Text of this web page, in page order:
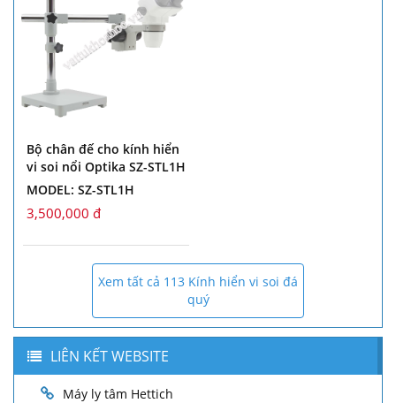
Bộ chân đế cho kính hiển
vi soi nổi Optika SZ-STL1H
MODEL: SZ-STL1H
3,500,000 đ
Xem tất cả 113 Kính hiển vi soi đá
quý
LIÊN KẾT WEBSITE
Máy ly tâm Hettich